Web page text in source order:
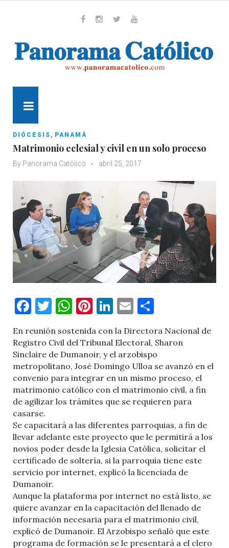
DIÓCESIS , PANAMÁ
Matrimonio eclesial y civil en un solo proceso
By Panorama Católico abril 25, 2017
Facebook
Twitter
WhatsApp
Pinterest
LinkedIn
Email
En reunión sostenida con la Directora Nacional de
Registro Civil del Tribunal Electoral, Sharon
Sinclaire de Dumanoir, y el arzobispo
metropolitano, José Domingo Ulloa se avanzó en el
convenio para integrar en un mismo proceso, el
matrimonio católico con el matrimonio civil, a fin
de agilizar los trámites que se requieren para
casarse.
Se capacitará a las diferentes parroquias, a fin de
llevar adelante este proyecto que le permitirá a los
novios poder desde la Iglesia Católica, solicitar el
certificado de soltería, si la parroquia tiene este
servicio por internet, explicó la licenciada de
Dumanoir.
Aunque la plataforma por internet no está listo, se
quiere avanzar en la capacitación del llenado de
información necesaria para el matrimonio civil,
explicó de Dumanoir. El Arzobispo señaló que este
programa de formación se le presentará a el clero